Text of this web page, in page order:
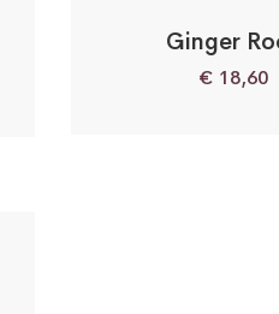
Ginger
€ 18,60